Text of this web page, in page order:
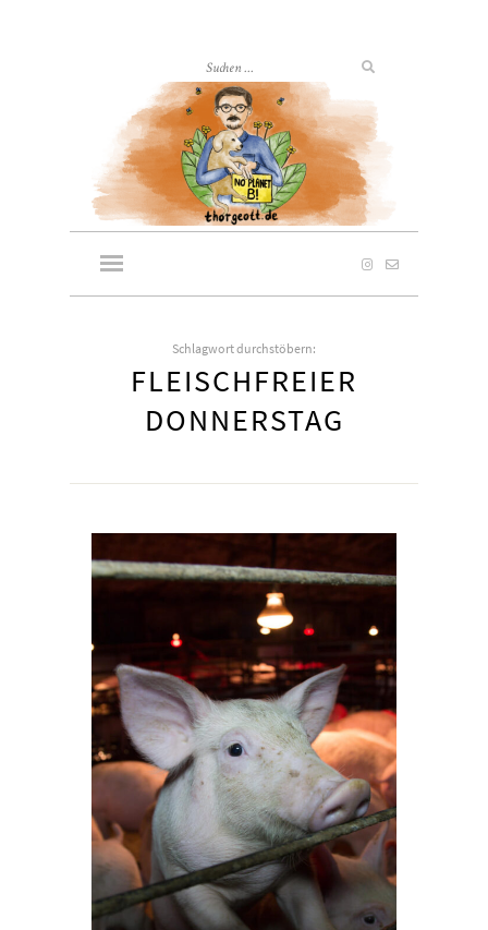
Schlagwort durchstöbern:
FLEISCHFREIER
DONNERSTAG